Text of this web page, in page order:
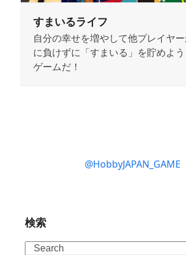
すまいるライフ
自分の幸せを増やして他プレイヤ
に負けずに「すまいる」を貯めよ
ゲームだ！
@HobbyJAPAN_GAME
検索
Search